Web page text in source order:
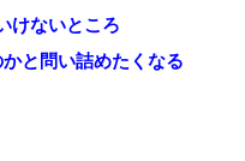
けないところ
かと問い詰めたくなる